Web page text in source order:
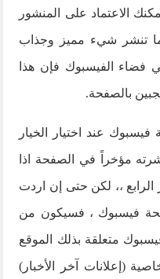
الاعتماد على المنشور
تنشر شيء مميز وجذاب
فضاء الفيسبوك فإن هذا
بالصفحة.
عند اختيار الخيار
مؤخراً في الصفحة اذا
الرابع ،، لكن حتى إن اردت
فيسبوك ، فسيكون من
متعلقة بذلك الموقع
(إعلانات آخر الأخبار)